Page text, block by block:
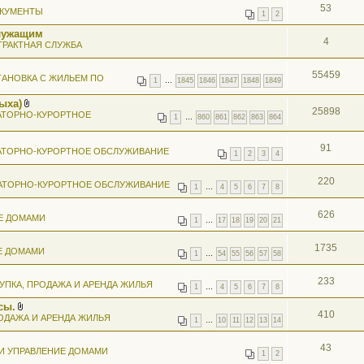
1 2 53
СЛУЖБА 4
1 1845 1846 1847 1848 1849
С ЖИЛЬЕМ ПО
55459
В
о
е
я
1 860 861 862 863 864
КУРОРТНОЕ
25898
1 2 3 4
КУРОРТНОЕ ОБСЛУЖИВАНИЕ 91
1 4 5 6 7 8
КУРОРТНОЕ ОБСЛУЖИВАНИЕ 220
1 17 18 19 20 21
ДОМАМИ 626
1 54 55 56 57 58
ДОМАМИ 1735
1 4 5 6 7 8
ПРОДАЖА И АРЕНДА ЖИЛЬЯ 233
В
о
е
1 10 11 12 13 14
И АРЕНДА ЖИЛЬЯ 410
1 2
УПРАВЛЕНИЕ ДОМАМИ 43